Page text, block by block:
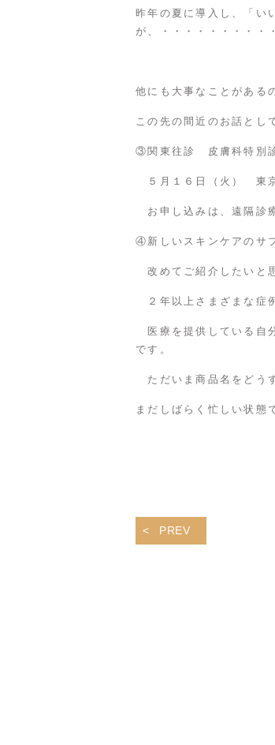
昨年の夏に導入し、「い
が、・・・・・・・・・
他にも大事なことがある
この先の間近のお話とし
③関東往診 皮膚科特別
５月１６日（火） 東京
お申し込みは、 遠隔診
④新しいスキンケアのサ
改めてご紹介したいと
２年以上さまざまな症
医療を提供している自
です。
ただいま商品名をどう
まだしばらく忙しい状態
PREV